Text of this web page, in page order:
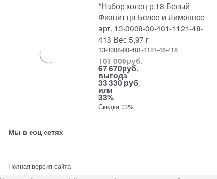
*Набор колец р.18 Белый
Фианит цв Белое и Лимонное
арт. 13-0008-00-401-1121-48-
418 Вес 5,97 г
13-0008-00-401-1121-48-418
101 000руб.
67 670руб.
выгода
33 330 руб.
или
33%
Скидка 33%
Мы в соц сетях
Полная версия сайта